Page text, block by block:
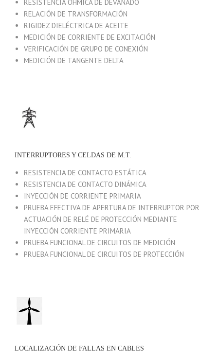
RESISTENCIA ÓHMICA DE DEVANADO
RELACIÓN DE TRANSFORMACIÓN
RIGIDEZ DIELÉCTRICA DE ACEITE
MEDICIÓN DE CORRIENTE DE EXCITACIÓN
VERIFICACIÓN DE GRUPO DE CONEXIÓN
MEDICIÓN DE TANGENTE DELTA
INTERRUPTORES Y CELDAS DE M.T.
RESISTENCIA DE CONTACTO ESTÁTICA
RESISTENCIA DE CONTACTO DINÁMICA
INYECCIÓN DE CORRIENTE PRIMARIA
PRUEBA EFECTIVA DE APERTURA DE INTERRUPTOR POR
ACTUACIÓN DE RELÉ DE PROTECCIÓN MEDIANTE
INYECCIÓN CORRIENTE PRIMARIA
PRUEBA FUNCIONAL DE CIRCUITOS DE MEDICIÓN
PRUEBA FUNCIONAL DE CIRCUITOS DE PROTECCIÓN
LOCALIZACIÓN DE FALLAS EN CABLES